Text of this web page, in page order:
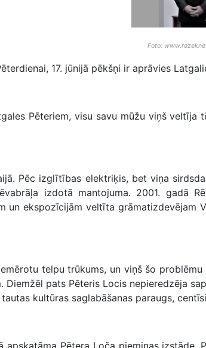
Foto:
17. jūnijā pēkšņi ir aprāvies
Pēteriem, visu savu mūžu viņš veltīja
Pēc izglītības elektriķis, bet viņa
izdotā mantojuma. 2001. gadā
un ekspozīcijām veltīta
telpu trūkums, un viņš šo
pats Pēteris Locis nepieredzēja
kultūras saglabāšanas paraugs,
Pētera Loča piemiņas